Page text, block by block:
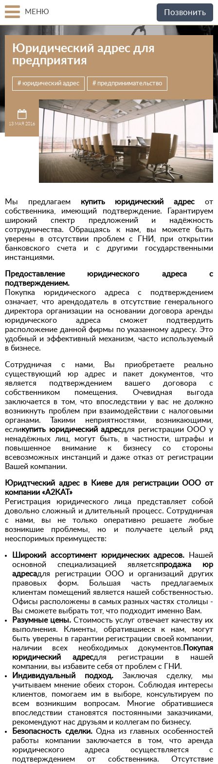
МЕНЮ Позвонить
Юридический адрес для
предприятия
юридический адрес предпринимательство
13 МАЯ 2016
Мы предлагаем купить юридический адресот
собственника, имеющий подтверждение. Гарантируем
широкий спектр предложений и надёжность
сотрудничества. Обращаясь к нам, вы можете быть
уверены в отсутствии проблем с ГНИ, при открытии
банковского счета и с другими государственными
инстанциями.
Предоставление юридического адреса с
подтверждением.
Покупка юридического адреса с подтверждением
означает, что арендодатель в отсутствие генерального
директора организации на основании договора аренды
юридического адреса сможет подтвердить
расположение данной фирмы по указанному адресу. Это
удобный и эффективный механизм, часто используемый
в бизнесе.
Сотрудничая с нами, Вы приобретаете реально
существующий юр адрес и пакет документов, что
является подтверждением вашего договора с
собственником помещения. Очевидная выгода
заключается в том, что впоследствии у вас не должно
возникнуть проблем при взаимодействии с налоговыми
органами. Такими неприятностями, возникающими,
есликупить юридический адресдля регистрации ООО у
ненадёжных лиц, могут быть, в частности, штрафы и
повышенное внимание к бизнесу со стороны
всевозможных инстанций и даже отказ от регистрации
Вашей компании.
Юридтческий адрес в Киеве для регистрации ООО от
компании «А2КАТ»
Регистрация юридического лица представляет собой
довольно сложный и длительный процесс. Сотрудничая
с нами, вы не только оперативно решаете любые
возникшие проблемы, но и получаете целый ряд
неоспоримых преимуществ:
Широкий ассортимент юридических адресов. Нашей
основной специализацией являетсяпродажа юр
адресадля регистрации ООО и организаций других
правовых форм. Большая часть предлагаемых
клиентам помещений является нашей собственностью.
Офисы расположены в самых разных частях столицы -
Вы сможете выбрать тот, что подходит именно Вам.
Разумные цены. Стоимость услуг отвечает качеству их
выполнения. Клиенты, обратившиеся к нам, могут
быть уверены в гарантии регистрации своей компании,
наличии всех необходимых документов. Покупая
юридический адресдля регистрации в нашей
компании, вы избавите себя от проблем с ГНИ.
Индивидуальный подход. Заключая сделку, мы
учитываем мнение обеих сторон. Соблюдая интересы
клиентов, помогаем им в выборе, консультируем по
всем возникшим вопросам. Многие обратившиеся
впоследствии становятся постоянными заказчиками,
рекомендуют нас друзьям и коллегам по бизнесу.
Безопасность сделки.Одна из главных особенностей
работы компании заключается в том, что аренда
юридического адреса осуществляется с
подтверждением от собственника. Отсутствие